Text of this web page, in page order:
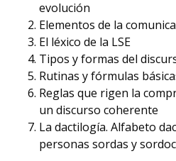
evolución
Elementos de la
El léxico de la LSE
Tipos y formas del
Rutinas y fórmulas
Reglas que rigen la
un discurso coherente
La dactilogía. Alfabeto
personas sordas y